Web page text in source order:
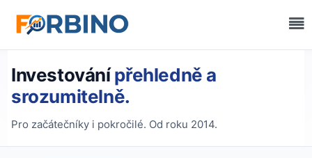
Investovánípřehledně a
srozumitelně.
Pro začátečníky i pokročilé. Od roku 2014.